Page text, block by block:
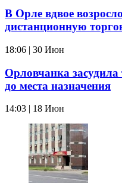
В Орле вдвое
дистанционную
18:06 | 30 Июн
Орловчанка засудила
до места назначения
14:03 | 18 Июн